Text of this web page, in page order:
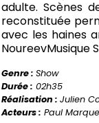
adulte. Scènes
reconstituée
avec les haines
NoureevMusique
Genre : Show
Durée : 02h35
Réalisation : Julien
Acteurs : Paul